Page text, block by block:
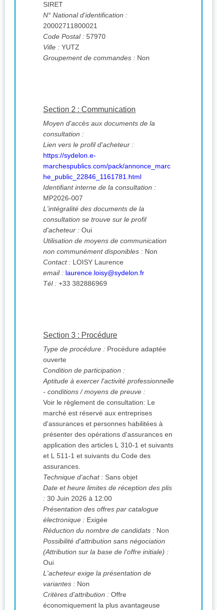
SIRET
N° National d'identification :
20002711800021
Code Postal : 57970
Ville : YUTZ
Groupement de commandes : Non
Section 2 : Communication
Moyen d'accès aux documents de la
consultation :
Lien vers le profil d'acheteur :
https://sydelon.e-
marchespublics.com/pack/annonce_marc
he_public_22846_1161781.html
Identifiant interne de la consultation :
MP2026-007
L'intégralité des documents de la
consultation se trouve sur le profil
d'acheteur : Oui
Utilisation de moyens de communication
non communément disponibles : Non
Contact : LOISY Laurence
email : laurence.loisy@sydelon.fr
Tél : +33 382886969
Section 3 : Procédure
Type de procédure : Procédure adaptée
ouverte
Condition de participation :
Aptitude à exercer l'activité professionnelle
- conditions / moyens de preuve :
Voir le règlement de consultation: Le
marché est réservé aux entreprises
d'assurances et personnes habilitées à
présenter des opérations d'assurances en
application des articles L 310-1 et suivants
et L 511-1 et suivants du Code des
assurances.
Technique d'achat : Sans objet
Date et heure limites de réception des plis
: 30 Juin 2026 à 12:00
Présentation des offres par catalogue
électronique : Exigée
Réduction du nombre de candidats : Non
Possibilité d'attribution sans négociation
(Attribution sur la base de l'offre initiale) :
Oui
L'acheteur exige la présentation de
variantes : Non
Critères d'attribution : Offre
économiquement la plus avantageuse